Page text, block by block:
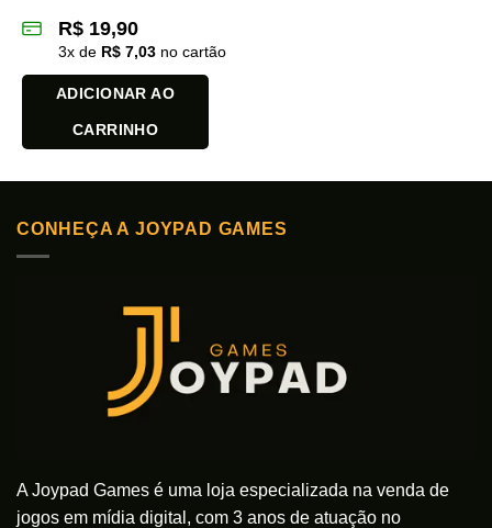
R$ 19,90
3x de R$ 7,03 no cartão
ADICIONAR AO
CARRINHO
CONHEÇA A JOYPAD GAMES
A Joypad Games é uma loja especializada na venda de
jogos em mídia digital, com 3 anos de atuação no